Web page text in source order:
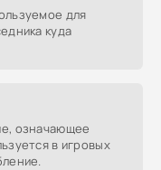
для
куда
означающее
в игровых